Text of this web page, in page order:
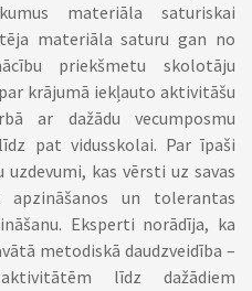
materiāla saturiskai
materiāla saturu gan no
priekšmetu skolotāju
krājumā iekļauto aktivitāšu
ar dažādu vecumposmu
pat vidusskolai. Par īpaši
kas vērsti uz savas
un tolerantas
Eksperti norādīja, ka
metodiskā daudzveidība –
līdz dažādiem